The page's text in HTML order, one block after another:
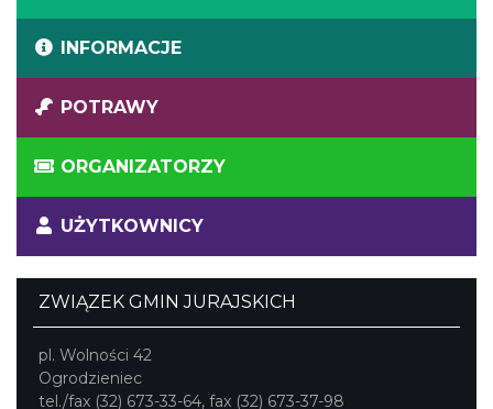
INFORMACJE
POTRAWY
ORGANIZATORZY
UŻYTKOWNICY
ZWIĄZEK GMIN JURAJSKICH
pl. Wolności 42
Ogrodzieniec
tel./fax (32) 673-33-64, fax (32) 673-37-98